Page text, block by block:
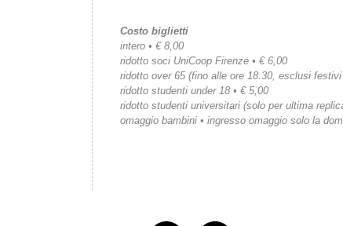
Costo biglietti
intero • € 8,00
ridotto soci UniCoop Firenze • € 6,00
ridotto over 65 (fino alle ore 18.30, esclusi
ridotto studenti under 18 • € 5,00
ridotto studenti universitari (solo per ultima
omaggio bambini • ingresso omaggio solo la